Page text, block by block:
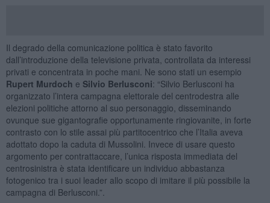
Il degrado della comunicazione politica è stato favorito
dall’introduzione della televisione privata, controllata da interessi
privati e concentrata in poche mani. Ne sono stati un esempio
Rupert Murdoch e Silvio Berlusconi: “Silvio Berlusconi ha
organizzato l’intera campagna elettorale del centrodestra alle
elezioni politiche attorno al suo personaggio, disseminando
ovunque sue gigantografie opportunamente ringiovanite, in forte
contrasto con lo stile assai più partitocentrico che l’Italia aveva
adottato dopo la caduta di Mussolini. Invece di usare questo
argomento per contrattaccare, l’unica risposta immediata del
centrosinistra è stata identificare un individuo abbastanza
fotogenico tra i suoi leader allo scopo di imitare il più possibile la
campagna di Berlusconi.”.